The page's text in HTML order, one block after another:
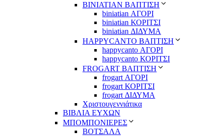
ΒΙΝΙΑΤΙΑΝ ΒΑΠΤΙΣΗ
biniatian ΑΓΟΡΙ
biniatian ΚΟΡΙΤΣΙ
biniatian ΔΙΔΥΜΑ
HAPPYCANTO ΒΑΠΤΙΣΗ
happycanto ΑΓΟΡΙ
happycanto ΚΟΡΙΤΣΙ
FROGART ΒΑΠΤΙΣΗ
frogart ΑΓΟΡΙ
frogart ΚΟΡΙΤΣΙ
frogart ΔΙΔΥΜΑ
Χριστουγεννιάτικα
ΒΙΒΛΙΑ ΕΥΧΩΝ
ΜΠΟΜΠΟΝΙΕΡΕΣ
ΒΟΤΣΑΛΑ